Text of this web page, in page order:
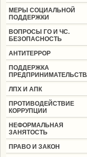
МЕРЫ СОЦИАЛЬНОЙ
ПОДДЕРЖКИ
ВОПРОСЫ ГО И ЧС.
БЕЗОПАСНОСТЬ
АНТИТЕРРОР
ПОДДЕРЖКА
ЛПХ И АПК
ПРОТИВОДЕЙСТВИЕ
КОРРУПЦИИ
НЕФОРМАЛЬНАЯ
ЗАНЯТОСТЬ
ПРАВО И ЗАКОН